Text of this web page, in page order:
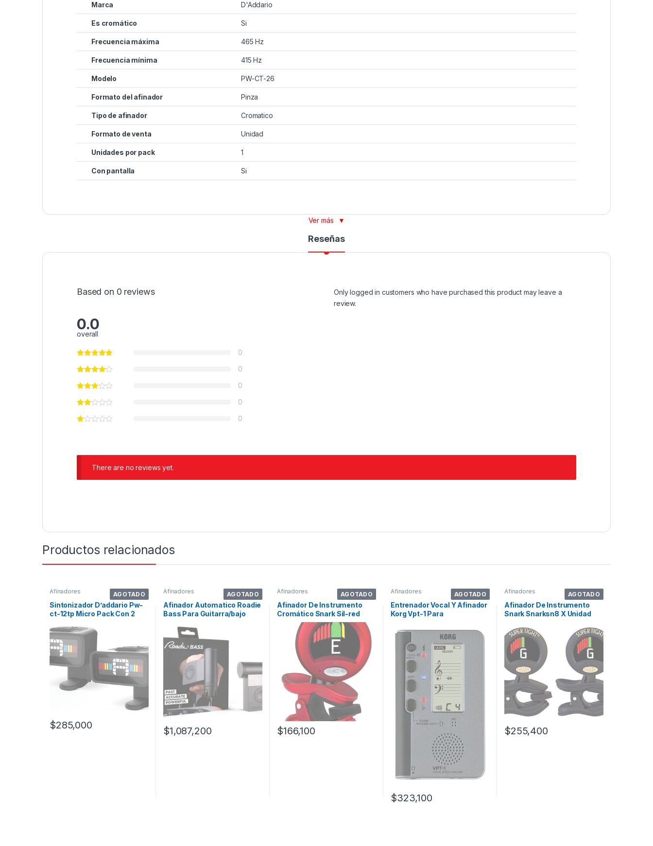
Marca D'Addario
Es cromático Si
Frecuencia máxima 465 Hz
Frecuencia mínima 415 Hz
Modelo PW-CT-26
Formato del afinador Pinza
Tipo de afinador Cromatico
Formato de venta Unidad
Unidades por pack 1
Con pantalla Si
Ver más ▼
Reseñas
Based on 0 reviews
0.0
overall
0
0
0
0
0
Only logged in customers who have purchased this product may leave a
review.
There are no reviews yet.
Productos relacionados
AGOTADO
Afinadores
Sintonizador D’addario Pw-
ct-12tp Micro Pack Con 2
$285,000
AGOTADO
Afinadores
Afinador Automatico Roadie
Bass Para Guitarra/bajo
$1,087,200
AGOTADO
Afinadores
Afinador De Instrumento
Cromático Snark Sil-red
Color Rojo X Unidad
$166,100
AGOTADO
Afinadores
Entrenador Vocal Y Afinador
Korg Vpt-1 Para
$323,100
AGOTADO
Afinadores
Afinador De Instrumento
Snark Snarksn8 X Unidad
$255,400